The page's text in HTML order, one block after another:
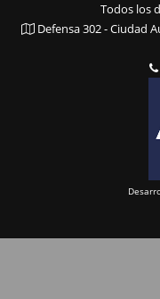
Todos los
Defensa 302 - Ciudad